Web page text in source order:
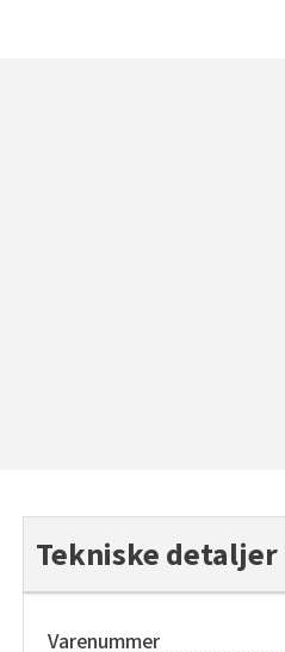
Tekniske detaljer
Varenummer